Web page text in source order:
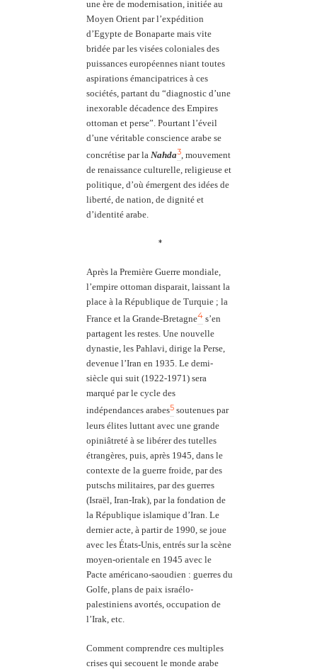
une ère de modernisation, initiée au
Moyen Orient par l’expédition
d’Egypte de Bonaparte mais vite
bridée par les visées coloniales des
puissances européennes niant toutes
aspirations émancipatrices à ces
sociétés, partant du “diagnostic d’une
inexorable décadence des Empires
ottoman et perse”. Pourtant l’éveil
d’une véritable conscience arabe se
concrétise par la Nahda3 , mouvement
de renaissance culturelle, religieuse et
politique, d’où émergent des idées de
liberté, de nation, de dignité et
d’identité arabe.
*
Après la Première Guerre mondiale,
l’empire ottoman disparait, laissant la
place à la République de Turquie ; la
France et la Grande-Bretagne4 s’en
partagent les restes. Une nouvelle
dynastie, les Pahlavi, dirige la Perse,
devenue l’Iran en 1935. Le demi-
siècle qui suit (1922-1971) sera
marqué par le cycle des
indépendances arabes5 soutenues par
leurs élites luttant avec une grande
opiniâtreté à se libérer des tutelles
étrangères, puis, après 1945, dans le
contexte de la guerre froide, par des
putschs militaires, par des guerres
(Israël, Iran-Irak), par la fondation de
la République islamique d’Iran. Le
dernier acte, à partir de 1990, se joue
avec les États-Unis, entrés sur la scène
moyen-orientale en 1945 avec le
Pacte américano-saoudien : guerres du
Golfe, plans de paix israélo-
palestiniens avortés, occupation de
l’Irak, etc.
Comment comprendre ces multiples
crises qui secouent le monde arabe